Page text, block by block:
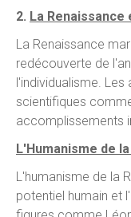
2. La
La Renaissance
redécouverte de
l'individualisme. Les
scientifiques
accomplissements
L'Humanisme de
L'humanisme de la
potentiel humain et